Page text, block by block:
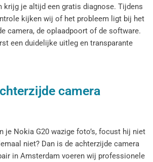
krijg je altijd een gratis diagnose. Tijdens
kijken wij of het probleem ligt bij het
camera, de oplaadpoort of de software.
een duidelijke uitleg en transparante
camera
je Nokia G20 wazige foto’s, focust hij niet
niet? Dan is de achterzijde camera
in Amsterdam voeren wij professionele